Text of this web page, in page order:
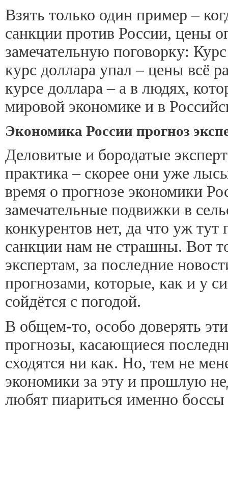
Взять только один пример –
санкции против России, цены
замечательную поговорку:
курс доллара упал – цены всё
курсе доллара – а в людях,
мировой экономике и в
Экономика России прогноз
Деловитые и бородатые
практика – скорее они уже
время о прогнозе экономики
замечательные подвижки в
конкурентов нет, да что уж
санкции нам не страшны. Вот
экспертам, за последние
прогнозами, которые, как и у
сойдётся с погодой.
В общем-то, особо доверять
прогнозы, касающиеся
сходятся ни как. Но, тем не
экономики за эту и прошлую
любят пиариться именно боссы